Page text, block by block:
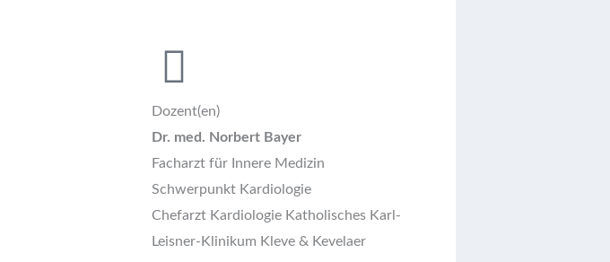
Dozent(en)
Dr. med. Norbert Bayer
Facharzt für Innere Medizin
Schwerpunkt Kardiologie
Chefarzt Kardiologie Katholisches Karl-
Leisner-Klinikum Kleve & Kevelaer